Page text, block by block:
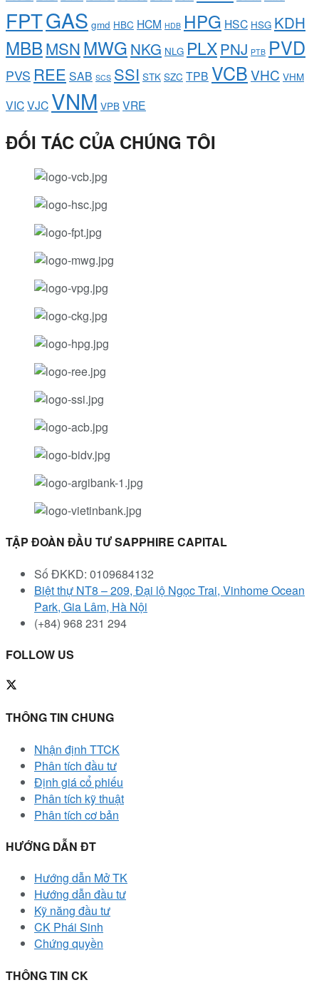
FPTGAS gmd HBC HCM HDB HPG HSC HSG KDH
MBBMSNMWG NKG NLG PLXPNJ PTB PVD
PVS REE SAB SCS SSI STK SZC TPB VCBVHC VHM
VICVJC VNM VPB VRE
ĐỐI TÁC CỦA CHÚNG TÔI
TẬP ĐOÀN ĐẦU TƯ SAPPHIRE CAPITAL
Số ĐKKD: 0109684132
Biệt thự NT8 – 209, Đại lộ Ngọc Trai, Vinhome Ocean
Park, Gia Lâm, Hà Nội
(+84) 968 231 294
FOLLOW US
THÔNG TIN CHUNG
Nhận định TTCK
Phân tích đầu tư
Định giá cổ phiếu
Phân tích kỹ thuật
Phân tích cơ bản
HƯỚNG DẪN ĐT
Hướng dẫn Mở TK
Hướng dẫn đầu tư
Kỹ năng đầu tư
CK Phái Sinh
Chứng quyền
THÔNG TIN CK